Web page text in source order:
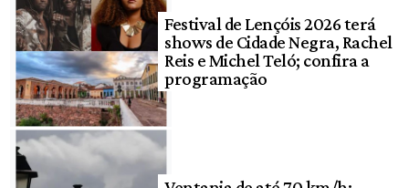
Festival de Lençóis 2026 terá
shows de Cidade Negra, Rachel
Reis e Michel Teló; confira a
programação